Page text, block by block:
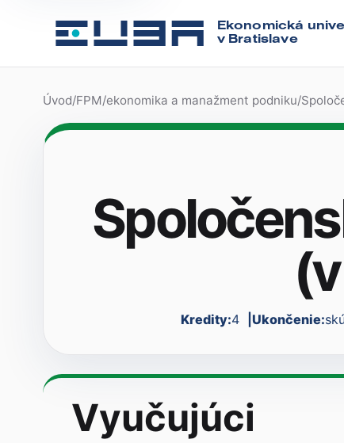
Ekonomická
v Bratislave
Úvod/FPM/ekonomika a manažment podniku/
Kredity:4 Ukončenie:
Vyučujúci